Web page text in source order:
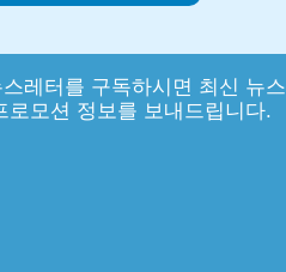
레터를 구독하시면 최신 뉴스
로모션 정보를 보내드립니다.